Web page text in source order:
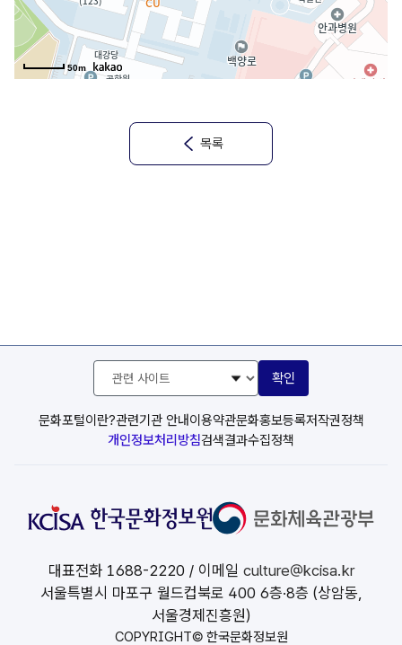
50m
목록
문화포털이란?관련기관 안내이용약관문화홍보등록저작권정책
개인정보처리방침검색결과수집정책
관
사
이
트
확인
대표전화 1688-2220 / 이메일 culture@kcisa.kr
서울특별시 마포구 월드컵북로 400 6층·8층 (상암동,
서울경제진흥원)
COPYRIGHT© 한국문화정보원